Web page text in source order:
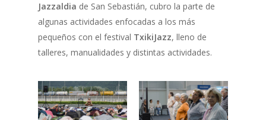
Jazzaldia de San Sebastián, cubro la parte de
algunas actividades enfocadas a los más
pequeños con el festival TxikiJazz, lleno de
talleres, manualidades y distintas actividades.